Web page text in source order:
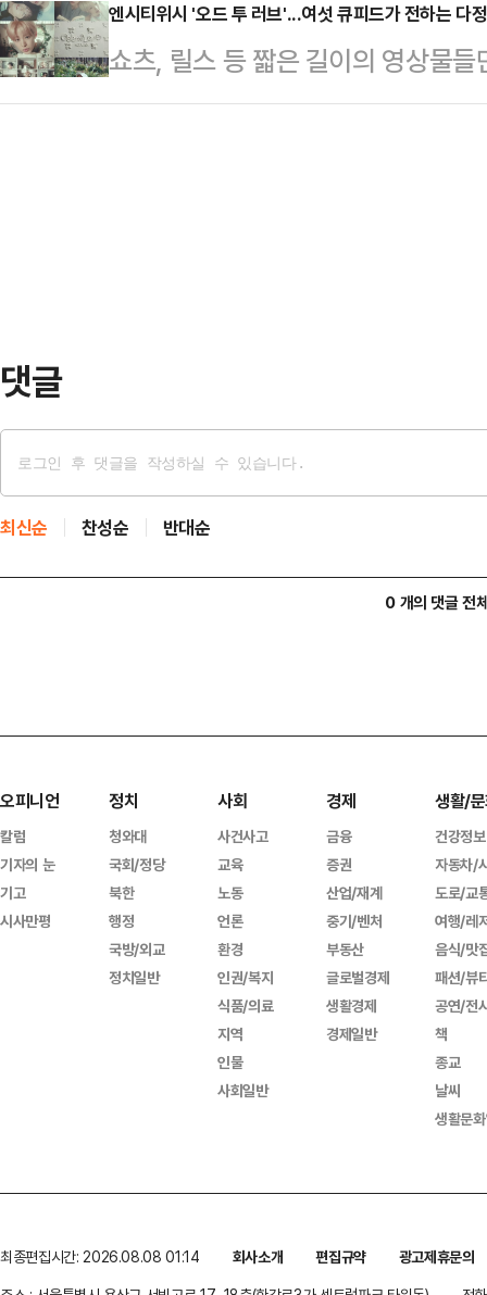
한 조남형 감독은 "워낙 인기가 있
다면, 생동감 넘치는 맛의 표현이
시리즈를 통해 아티스트가 담아낸 '
보려 합니다. 뮤직비디오 속 이야기
를 통해 좋아하는 가수의 음악을 더
엔시티위시 '오드 투 러브'...여섯 큐피드가 전하는 다
쇼츠, 릴스 등 짧은 길이의 영상물
상징과 그들의 세계관, 서사를 곱씹
댓글
최신순 찬성순 반대순
0 개의 댓글 전
오피니언
칼럼
기자의 눈
기고
시사만평
정치
청와대
국회/정당
북한
행정
국방/외교
정치일반
사회
사건사고
교육
노동
언론
환경
인권/복지
식품/의료
지역
인물
사회일반
경제
금융
증권
산업/재계
중기/벤처
부동산
글로벌경제
생활경제
경제일반
생활/
건강정보
자동차/
도로/교
여행/레
음식/맛
패션/뷰
공연/전
책
종교
날씨
생활문
최종편집시간: 2026.08.08 01:14 회사소개 편집규약
광고제휴문의